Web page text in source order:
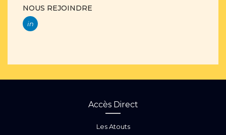
NOUS REJOINDRE
in
Accès Direct
Les Atouts